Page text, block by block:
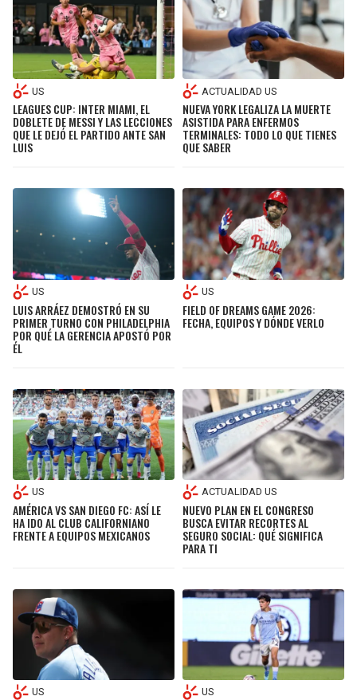
US
LEAGUES CUP: INTER MIAMI, EL
DOBLETE DE MESSI Y LAS LECCIONES
QUE LE DEJÓ EL PARTIDO ANTE SAN
LUIS
ACTUALIDAD US
NUEVA YORK LEGALIZA LA MUERTE
ASISTIDA PARA ENFERMOS
TERMINALES: TODO LO QUE TIENES
QUE SABER
US
LUIS ARRÁEZ DEMOSTRÓ EN SU
PRIMER TURNO CON PHILADELPHIA
POR QUÉ LA GERENCIA APOSTÓ POR
ÉL
US
FIELD OF DREAMS GAME 2026:
FECHA, EQUIPOS Y DÓNDE VERLO
US
AMÉRICA VS SAN DIEGO FC: ASÍ LE
HA IDO AL CLUB CALIFORNIANO
FRENTE A EQUIPOS MEXICANOS
ACTUALIDAD US
NUEVO PLAN EN EL CONGRESO
BUSCA EVITAR RECORTES AL
SEGURO SOCIAL: QUÉ SIGNIFICA
PARA TI
US US